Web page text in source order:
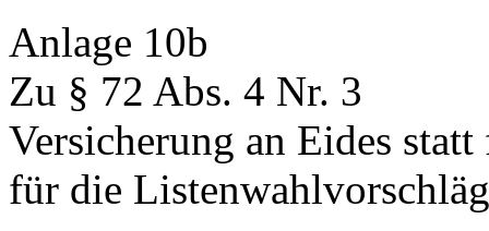
Anlage 10b
Zu § 72 Abs. 4 Nr. 3
Versicherung an Eides
für die